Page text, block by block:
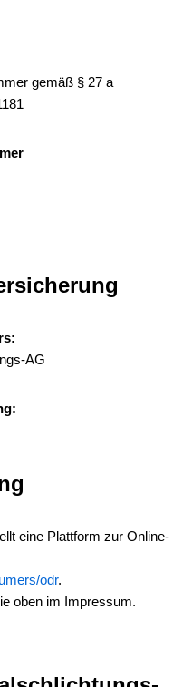
gemäß § 27 a
AG
eine Plattform zur Online-
odr.
oben im Impressum.